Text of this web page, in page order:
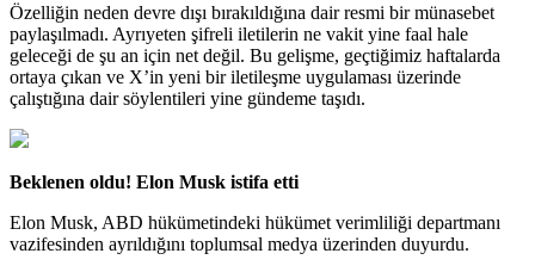
Özelliğin neden devre dışı bırakıldığına dair resmi bir münasebet
paylaşılmadı. Ayrıyeten şifreli iletilerin ne vakit yine faal hale
geleceği de şu an için net değil. Bu gelişme, geçtiğimiz haftalarda
ortaya çıkan ve X’in yeni bir iletileşme uygulaması üzerinde
çalıştığına dair söylentileri yine gündeme taşıdı.
Beklenen oldu! Elon Musk istifa etti
Elon Musk, ABD hükümetindeki hükümet verimliliği departmanı
vazifesinden ayrıldığını toplumsal medya üzerinden duyurdu.